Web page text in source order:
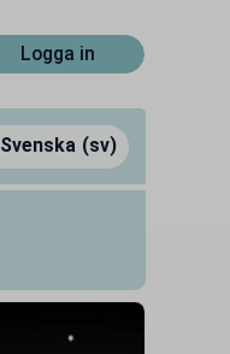
Logga in
Svenska (sv)